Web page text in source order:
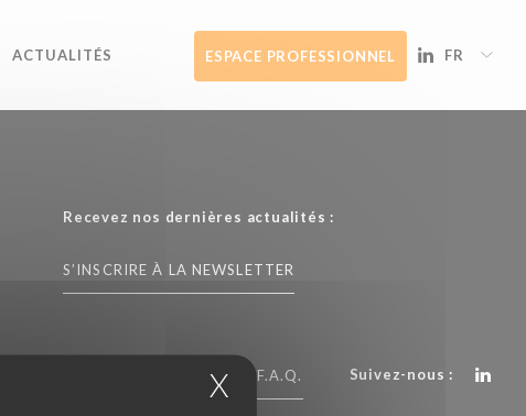
X Masquer le bandeau
ACTUALITÉS ESPACE PROFESSIONNEL FR
Recevez nos dernières actualités :
S’INSCRIRE À LA NEWSLETTER
CONTACTEZ NOUS F.A.Q. Suivez-nous :